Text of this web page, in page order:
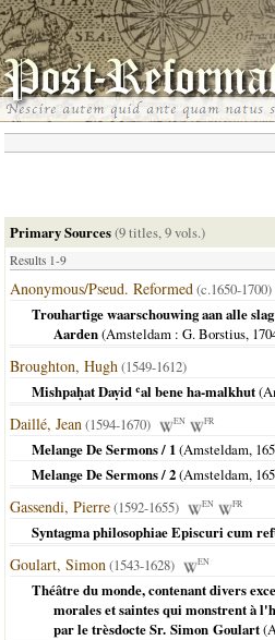
Primary Sources(9 titles, 9 vols.)
Results 1-9
Anonymous/Pseud. Reformed(c.1650-1700)
Trouhartige waarschouwing aan alle
Aarden(Amsteldam : G. Borstius,
Broughton, Hugh(1549-1612)
Mishpaḥat Daṿid ʿal bene ha-malkhut(
Daillé, Jean(1594-1670) EN FR
Melange De Sermons / 1(Amsteldam,
Melange De Sermons / 2(Amsteldam,
Gassendi, Pierre(1592-1655) EN FR
Syntagma philosophiae Episcuri cum
Goulart, Simon(1543-1628) EN
Théâtre du monde, contenant divers
morales et saintes qui monstrent à
par le trèsdocte Sr. Simon Goulart(